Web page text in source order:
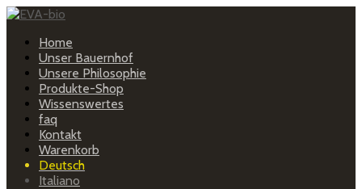
Home
Unser Bauernhof
Unsere Philosophie
Produkte-Shop
Wissenswertes
faq
Kontakt
Warenkorb
Deutsch
Italiano